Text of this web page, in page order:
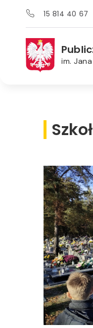
15 814 40 67
im.